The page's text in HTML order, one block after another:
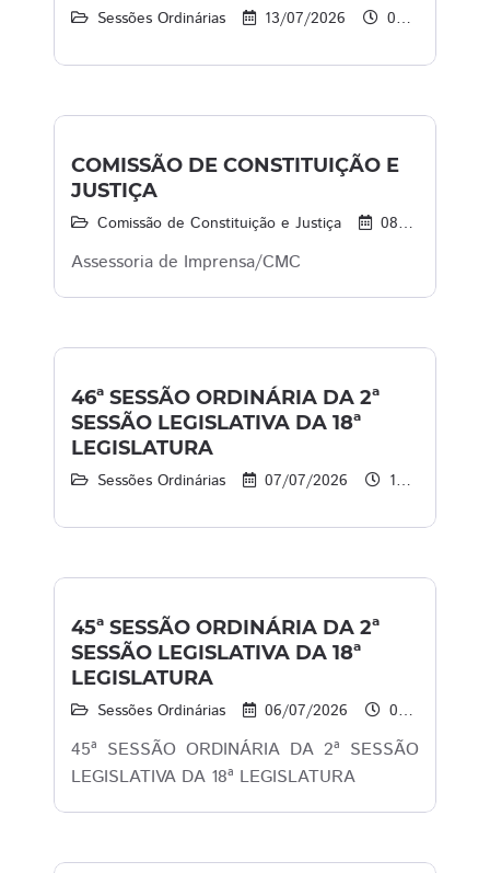
Sessões Ordinárias 13/07/2026 08:45 às 13:00
COMISSÃO DE CONSTITUIÇÃO E
JUSTIÇA
Comissão de Constituição e Justiça 08/07/2026
Assessoria de Imprensa/CMC
46ª SESSÃO ORDINÁRIA DA 2ª
SESSÃO LEGISLATIVA DA 18ª
LEGISLATURA
Sessões Ordinárias 07/07/2026 14:00 às 16:00
45ª SESSÃO ORDINÁRIA DA 2ª
SESSÃO LEGISLATIVA DA 18ª
LEGISLATURA
Sessões Ordinárias 06/07/2026 09:00 às 13:30
45ª SESSÃO ORDINÁRIA DA 2ª SESSÃO
LEGISLATIVA DA 18ª LEGISLATURA